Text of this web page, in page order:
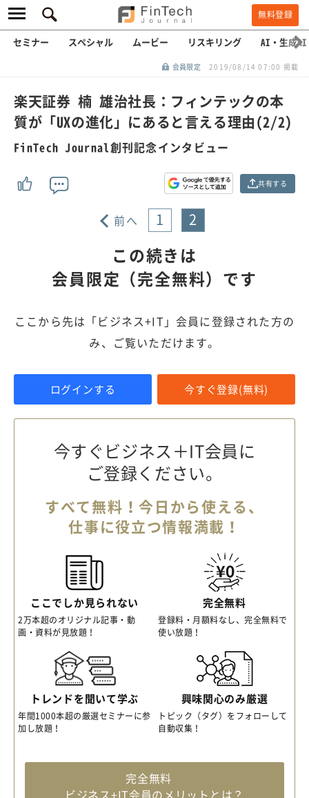
無料登録
セミナー スペシャル ムービー リスキリング AI・生成AI
会員限定 2019/08/14 07:00 掲載
楽天証券 楠 雄治社長：フィンテックの本
質が「UXの進化」にあると言える理由(2/2)
FinTech Journal創刊記念インタビュー
共有する
前へ 1 2
この続きは
会員限定（完全無料）です
ここから先は「ビジネス+IT」会員に登録された方の
み、ご覧いただけます。
ログインする 今すぐ登録(無料)
今すぐビジネス＋IT会員に
ご登録ください。
すべて無料！今日から使える、
仕事に役立つ情報満載！
ここでしか見られない
2万本超のオリジナル記事・動
画・資料が見放題！
完全無料
登録料・月額料なし、完全無料で
使い放題！
トレンドを聞いて学ぶ
年間1000本超の厳選セミナーに参
加し放題！
興味関心のみ厳選
トピック（タグ）をフォローして
自動収集！
完全無料